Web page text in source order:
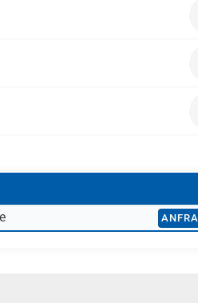
aufbauen möchten
Rollen sowie Entscheider.